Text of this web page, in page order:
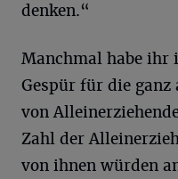
denken.“
Manchmal habe ihr
Gespür für die
von
Zahl der
von ihnen würden